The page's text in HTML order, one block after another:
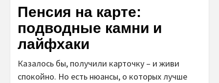
Пенсия на карте:
подводные камни и
лайфхаки
Казалось бы, получили карточку – и живи
спокойно. Но есть нюансы, о которых лучше